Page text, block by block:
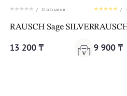
/ 0 отзывов
RAUSCH Sage SILVER-SHINE
13 200 ₸
/
9 900 ₸